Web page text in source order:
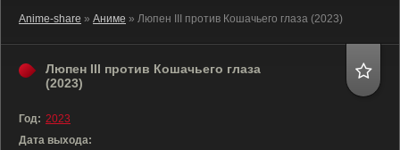
Anime-share » Аниме » Люпен III против Кошачьего глаза (2023)
Люпен III против Кошачьего глаза
(2023)
Год: 2023
Дата выхода: